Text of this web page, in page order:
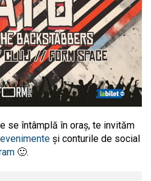
se întâmplă în oraș, te invităm
și conturile de social
🙂.